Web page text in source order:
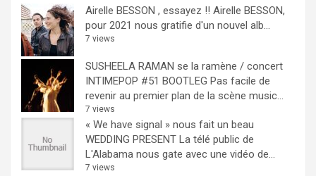
Airelle BESSON , essayez !! Airelle BESSON,
pour 2021 nous gratifie d'un nouvel alb...
7 views
SUSHEELA RAMAN se la ramène / concert
INTIMEPOP #51 BOOTLEG Pas facile de
revenir au premier plan de la scène music...
7 views
« We have signal » nous fait un beau
WEDDING PRESENT La télé public de
L'Alabama nous gate avec une vidéo de...
7 views